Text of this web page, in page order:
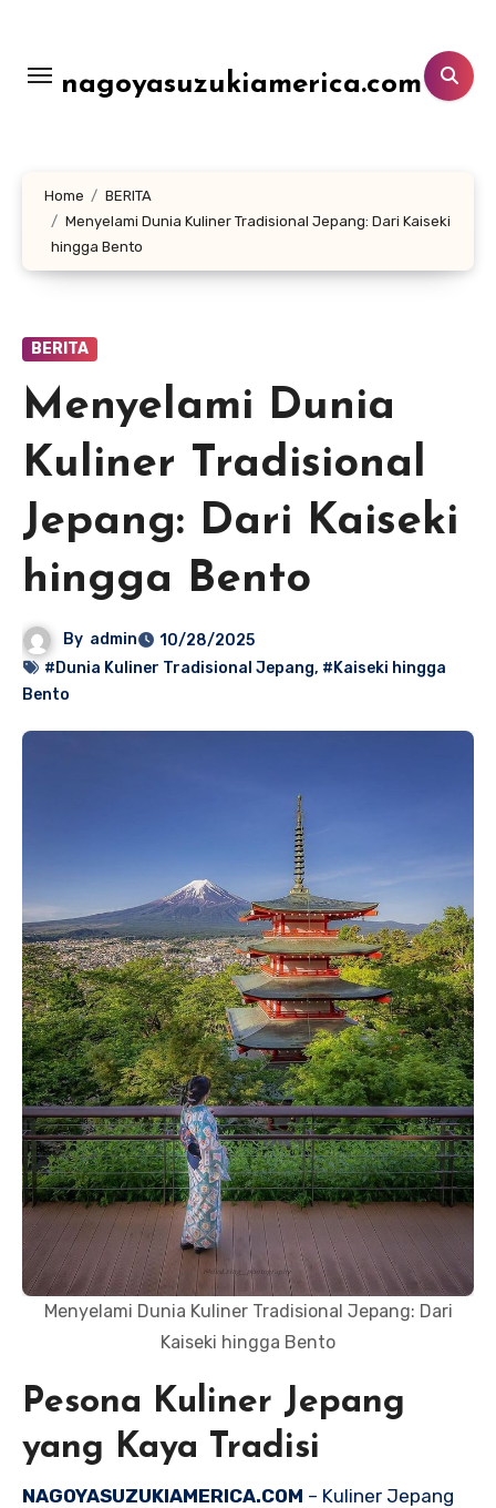
konten nagoyasuzukiamerica.com
Home
BERITA
Menyelami Dunia Kuliner Tradisional Jepang: Dari Kaiseki
hingga Bento
BERITA
Menyelami Dunia
Kuliner Tradisional
Jepang: Dari Kaiseki
hingga Bento
By admin
10/28/2025
#Dunia Kuliner Tradisional Jepang, #Kaiseki hingga
Bento
Menyelami Dunia Kuliner Tradisional Jepang: Dari
Kaiseki hingga Bento
Pesona Kuliner Jepang
yang Kaya Tradisi
NAGOYASUZUKIAMERICA.COM – Kuliner Jepang